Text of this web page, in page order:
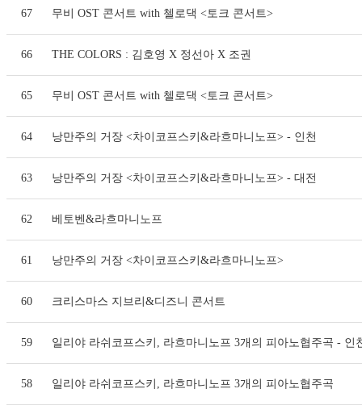
67 무비 OST 콘서트 with 첼로댁 <토크 콘서트>
66 THE COLORS : 김호영 X 정선아 X 조권
65 무비 OST 콘서트 with 첼로댁 <토크 콘서트>
64 낭만주의 거장 <차이코프스키&라흐마니노프> - 인천
63 낭만주의 거장 <차이코프스키&라흐마니노프> - 대전
62 베토벤&라흐마니노프
61 낭만주의 거장 <차이코프스키&라흐마니노프>
60 크리스마스 지브리&디즈니 콘서트
59 일리야 라쉬코프스키, 라흐마니노프 3개의 피아노협주곡 - 인
58 일리야 라쉬코프스키, 라흐마니노프 3개의 피아노협주곡